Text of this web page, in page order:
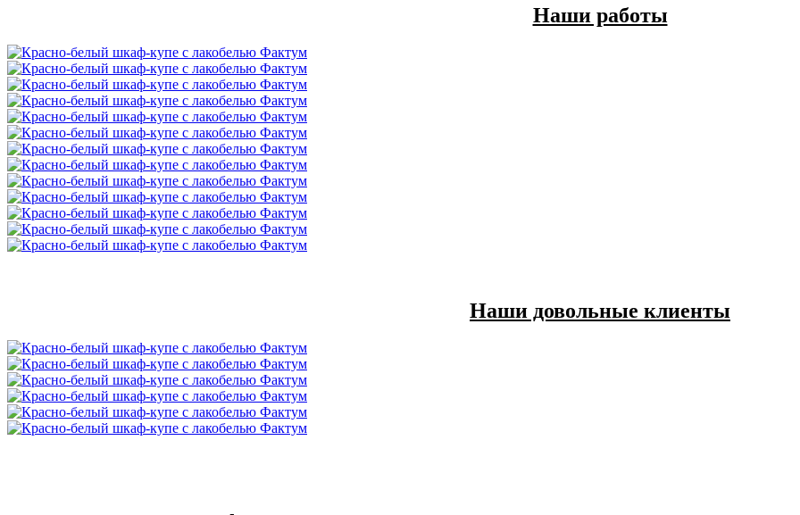
Наши работы
Наши довольные клиенты